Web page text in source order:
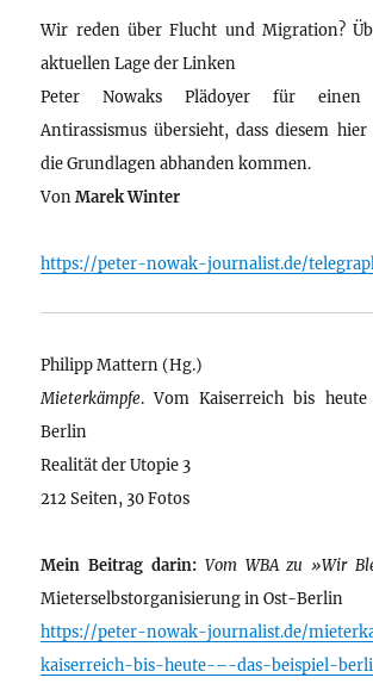
Wir reden über Flucht und Migration?
aktuellen Lage der Linken
Peter Nowaks Plädoyer für einen
Antirassismus übersieht, dass diesem
die Grundlagen abhanden kommen.
VonMarek Winter
https://peter-nowak-journalist.de/
Philipp Mattern (Hg.)
Mieterkämpfe. Vom Kaiserreich bis
Berlin
Realität der Utopie 3
212 Seiten, 30 Fotos
Mein Beitrag darin: Vom WBA zu »Wir
Mieterselbstorganisierung in Ost-Berlin
https://peter-nowak-journalist.de/
kaiserreich-bis-heute-–-das-beispiel-